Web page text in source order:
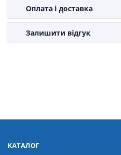
Оплата і доставка
Залишити відгук
КАТАЛОГ